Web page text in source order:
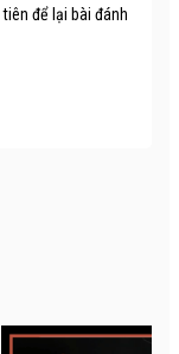
để lại bài đánh